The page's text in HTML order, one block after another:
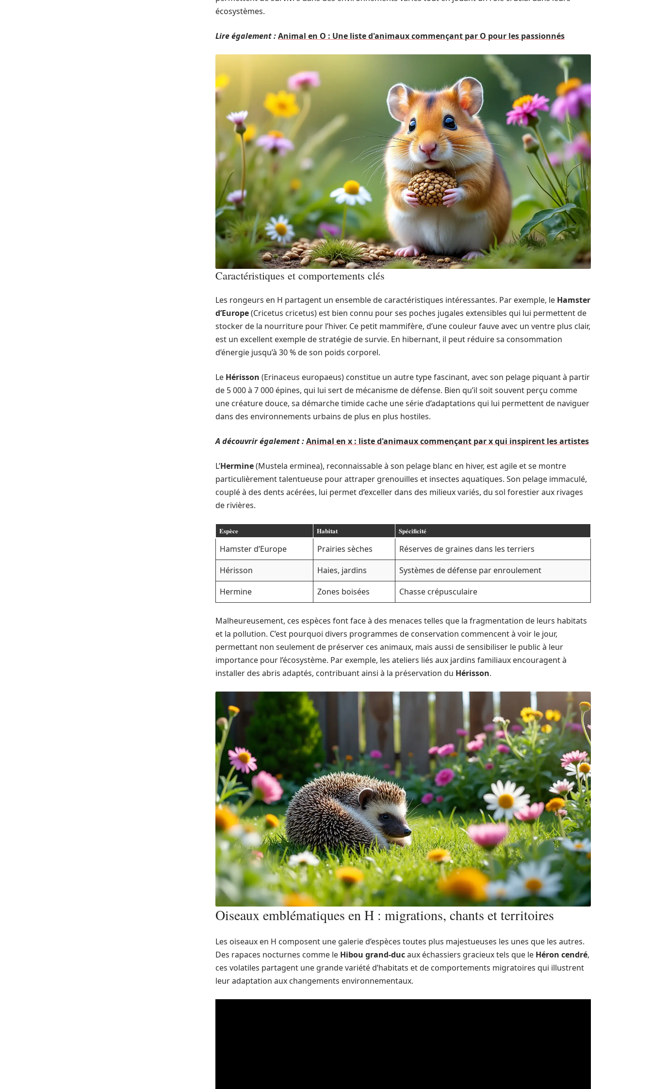
écosystèmes.
Lire également :Animal en O : Une liste d'animaux commençant par O pour les passionnés
Caractéristiques et comportements clés
Les rongeurs en H partagent un ensemble de caractéristiques intéressantes. Par exemple, le Hamster
d’Europe(Cricetus cricetus) est bien connu pour ses poches jugales extensibles qui lui permettent de
stocker de la nourriture pour l’hiver. Ce petit mammifère, d’une couleur fauve avec un ventre plus clair,
est un excellent exemple de stratégie de survie. En hibernant, il peut réduire sa consommation
d’énergie jusqu’à 30 % de son poids corporel.
Le Hérisson (Erinaceus europaeus) constitue un autre type fascinant, avec son pelage piquant à partir
de 5 000 à 7 000 épines, qui lui sert de mécanisme de défense. Bien qu’il soit souvent perçu comme
une créature douce, sa démarche timide cache une série d’adaptations qui lui permettent de naviguer
dans des environnements urbains de plus en plus hostiles.
A découvrir également :Animal en x : liste d'animaux commençant par x qui inspirent les artistes
L’Hermine(Mustela erminea), reconnaissable à son pelage blanc en hiver, est agile et se montre
particulièrement talentueuse pour attraper grenouilles et insectes aquatiques. Son pelage immaculé,
couplé à des dents acérées, lui permet d’exceller dans des milieux variés, du sol forestier aux rivages
de rivières.
Espèce Habitat Spécificité
Hamster d’Europe Prairies sèches
Réserves de graines dans les terriers
Hérisson
Haies, jardins
Systèmes de défense par enroulement
Hermine
Zones boisées Chasse crépusculaire
Malheureusement, ces espèces font face à des menaces telles que la fragmentation de leurs habitats
et la pollution. C’est pourquoi divers programmes de conservation commencent à voir le jour,
permettant non seulement de préserver ces animaux, mais aussi de sensibiliser le public à leur
importance pour l’écosystème. Par exemple, les ateliers liés aux jardins familiaux encouragent à
installer des abris adaptés, contribuant ainsi à la préservation du Hérisson.
Oiseaux emblématiques en H : migrations, chants et territoires
Les oiseaux en H composent une galerie d’espèces toutes plus majestueuses les unes que les autres.
Des rapaces nocturnes comme le Hibou grand-ducaux échassiers gracieux tels que le Héron cendré,
ces volatiles partagent une grande variété d’habitats et de comportements migratoires qui illustrent
leur adaptation aux changements environnementaux.